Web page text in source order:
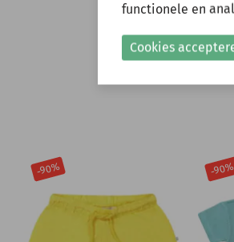
-90% -90%
functionele en
Cookies